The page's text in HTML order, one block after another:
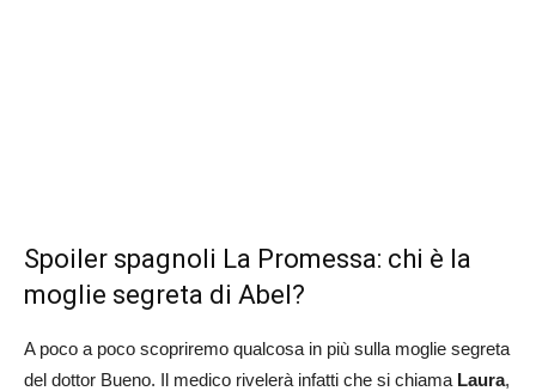
Spoiler spagnoli La Promessa: chi è la
moglie segreta di Abel?
A poco a poco scopriremo qualcosa in più sulla moglie segreta
del dottor Bueno. Il medico rivelerà infatti che si chiama Laura,